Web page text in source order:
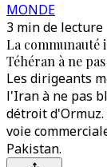
MONDE
3 min de lecture
La communauté
Téhéran à ne
Les dirigeants
l'Iran à ne pas
détroit d'Ormuz.
voie
Pakistan.